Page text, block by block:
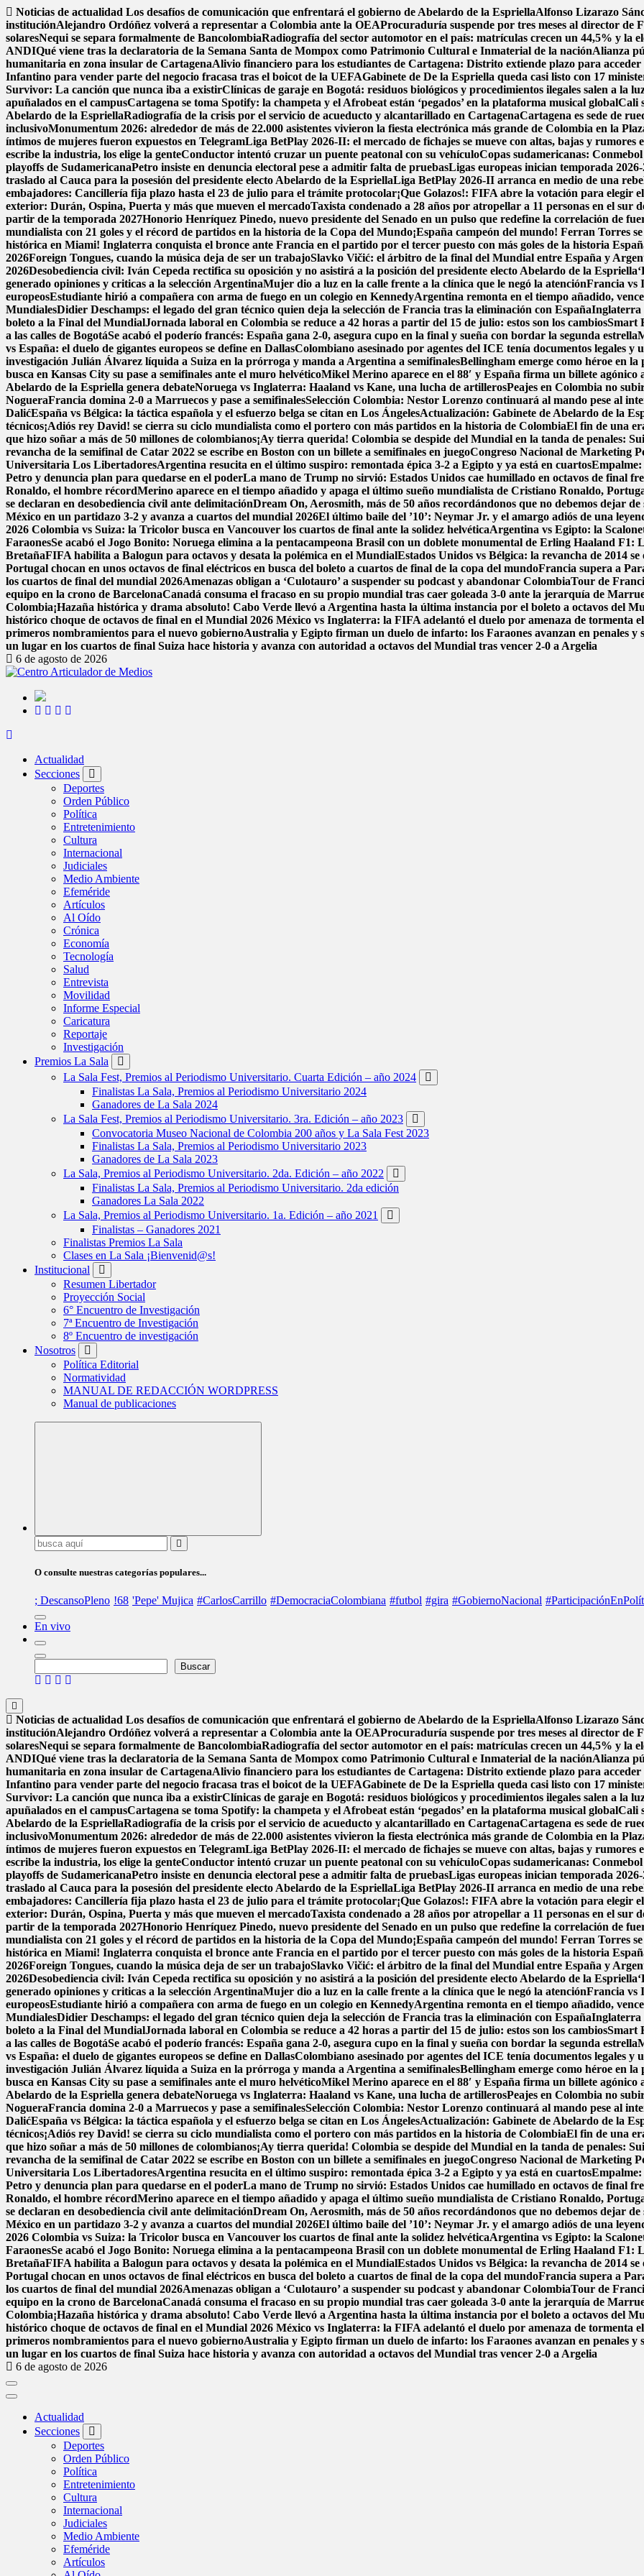
Saltar
al
contenido
Noticias de actualidad Los desafíos de comunicación que enfrentará el gobierno de Abelardo de la EspriellaAlfonso Lizarazo
instituciónAlejandro Ordóñez volverá a representar a Colombia ante la OEAProcuraduría suspende por tres meses al director de
solaresNequi se separa formalmente de BancolombiaRadiografía del sector automotor en el país: matrículas crecen un 44,5% y la
ANDIQué viene tras la declaratoria de la Semana Santa de Mompox como Patrimonio Cultural e Inmaterial de la naciónAlianza
humanitaria en zona insular de CartagenaAlivio financiero para los estudiantes de Cartagena: Distrito extiende plazo para
Infantino para vender parte del negocio fracasa tras el boicot de la UEFAGabinete de De la Espriella queda casi listo con 17
Survivor: La canción que nunca iba a existirClínicas de garaje en Bogotá: residuos biológicos y procedimientos ilegales salen a la
apuñalados en el campusCartagena se toma Spotify: la champeta y el Afrobeat están ‘pegados’ en la plataforma musical globalCali
Abelardo de la EspriellaRadiografía de la crisis por el servicio de acueducto y alcantarillado en CartagenaCartagena es sede de
inclusivoMonumentum 2026: alrededor de más de 22.000 asistentes vivieron la fiesta electrónica más grande de Colombia en la
íntimos de mujeres fueron expuestos en TelegramLiga BetPlay 2026-II: el mercado de fichajes se mueve con altas, bajas y rumores
escribe la industria, los elige la genteConductor intentó cruzar un puente peatonal con su vehículoCopas sudamericanas:
playoffs de SudamericanaPetro insiste en denuncia electoral pese a admitir falta de pruebasLigas europeas inician temporada
traslado al Cauca para la posesión del presidente electo Abelardo de la EspriellaLiga BetPlay 2026-II arranca en medio de una
embajadores: Cancillería fija plazo hasta el 23 de julio para el trámite protocolar¡Que Golazos!: FIFA abre la votación para elegir
exterior: Durán, Ospina, Puerta y más que mueven el mercadoTaxista condenado a 28 años por atropellar a 11 personas en el sur
partir de la temporada 2027Honorio Henríquez Pinedo, nuevo presidente del Senado en un pulso que redefine la correlación de
mundialista con 21 goles y el récord de partidos en la historia de la Copa del Mundo¡España campeón del mundo! Ferran Torres
histórica en Miami! Inglaterra conquista el bronce ante Francia en el partido por el tercer puesto con más goles de la historia
2026Foreign Tongues, cuando la música deja de ser un trabajoSlavko Vičić: el árbitro de la final del Mundial entre España y
2026Desobediencia civil: Iván Cepeda rectifica su oposición y no asistirá a la posición del presidente electo Abelardo de la Espriella
generado opiniones y criticas a la selección ArgentinaMujer dio a luz en la calle frente a la clínica que le negó la atenciónFrancia vs
europeosEstudiante hirió a compañera con arma de fuego en un colegio en KennedyArgentina remonta en el tiempo añadido,
MundialesDidier Deschamps: el legado del gran técnico quien deja la selección de Francia tras la eliminación con EspañaInglaterra
boleto a la Final del MundialJornada laboral en Colombia se reduce a 42 horas a partir del 15 de julio: estos son los cambiosSmart
a las calles de BogotáSe acabó el poderío francés: España gana 2-0, asegura cupo en la final y sueña con bordar la segunda estrella
vs España: el duelo de gigantes europeos se define en DallasColombiano asesinado por agentes del ICE tenía documentos legales y
investigación Julián Álvarez líquida a Suiza en la prórroga y manda a Argentina a semifinalesBellingham emerge como héroe en
busca en Kansas City su pase a semifinales ante el muro helvéticoMikel Merino aparece en el 88′ y España firma un billete agónico
Abelardo de la Espriella genera debateNoruega vs Inglaterra: Haaland vs Kane, una lucha de artillerosPeajes en Colombia no
NogueraFrancia domina 2-0 a Marruecos y pase a semifinalesSelección Colombia: Nestor Lorenzo continuará al mando pese al
DalićEspaña vs Bélgica: la táctica española y el esfuerzo belga se citan en Los ÁngelesActualización: Gabinete de Abelardo de la
técnicos¡Adiós rey David! se cierra su ciclo mundialista como el portero con más partidos en la historia de ColombiaEl fin de una
que hizo soñar a más de 50 millones de colombianos¡Ay tierra querida! Colombia se despide del Mundial en la tanda de penales:
revancha de la semifinal de Catar 2022 se escribe en Boston con un billete a semifinales en juegoCongreso Nacional de Marketing
Universitaria Los LibertadoresArgentina resucita en el último suspiro: remontada épica 3-2 a Egipto y ya está en cuartosEmpalme:
Petro y denuncia plan para quedarse en el poderLa mano de Trump no sirvió: Estados Unidos cae humillado en octavos de final
Ronaldo, el hombre récordMerino aparece en el tiempo añadido y apaga el último sueño mundialista de Cristiano Ronaldo,
se declaran en desobediencia civil ante delimitaciónDream On, Aerosmith, más de 50 años recordándonos que no debemos dejar de
México en un partidazo 3-2 y avanza a cuartos del mundial 2026El último baile del ’10’: Neymar Jr. y el amargo adiós de una
2026 Colombia vs Suiza: la Tricolor busca en Vancouver los cuartos de final ante la solidez helvéticaArgentina vs Egipto: la
FaraonesSe acabó el Jogo Bonito: Noruega elimina a la pentacampeona Brasil con un doblete monumental de Erling Haaland F1:
BretañaFIFA habilita a Balogun para octavos y desata la polémica en el MundialEstados Unidos vs Bélgica: la revancha de 2014
Portugal chocan en unos octavos de final eléctricos en busca del boleto a cuartos de final de la copa del mundoFrancia supera a
los cuartos de final del mundial 2026Amenazas obligan a ‘Culotauro’ a suspender su podcast y abandonar ColombiaTour de
equipo en la crono de BarcelonaCanadá consuma el fracaso en su propio mundial tras caer goleada 3-0 ante la jerarquía de
Colombia¡Hazaña histórica y drama absoluto! Cabo Verde llevó a Argentina hasta la última instancia por el boleto a octavos del
histórico choque de octavos de final en el Mundial 2026 México vs Inglaterra: la FIFA adelantó el duelo por amenaza de tormenta
primeros nombramientos para el nuevo gobiernoAustralia y Egipto firman un duelo de infarto: los Faraones avanzan en penales y
un lugar en los cuartos de final Suiza hace historia y avanza con autoridad a octavos del Mundial tras vencer 2-0 a Argelia
6 de agosto de 2026
Actualidad
Secciones
Deportes
Orden Público
Política
Entretenimiento
Cultura
Internacional
Judiciales
Medio Ambiente
Efeméride
Artículos
Al Oído
Crónica
Economía
Tecnología
Salud
Entrevista
Movilidad
Informe Especial
Caricatura
Reportaje
Investigación
Premios La Sala
La Sala Fest, Premios al Periodismo Universitario. Cuarta Edición – año 2024
Finalistas La Sala, Premios al Periodismo Universitario 2024
Ganadores de La Sala 2024
La Sala Fest, Premios al Periodismo Universitario. 3ra. Edición – año 2023
Convocatoria Museo Nacional de Colombia 200 años y La Sala Fest 2023
Finalistas La Sala, Premios al Periodismo Universitario 2023
Ganadores de La Sala 2023
La Sala, Premios al Periodismo Universitario. 2da. Edición – año 2022
Finalistas La Sala, Premios al Periodismo Universitario. 2da edición
Ganadores La Sala 2022
La Sala, Premios al Periodismo Universitario. 1a. Edición – año 2021
Finalistas – Ganadores 2021
Finalistas Premios La Sala
Clases en La Sala ¡Bienvenid@s!
Institucional
Resumen Libertador
Proyección Social
6° Encuentro de Investigación
7ª Encuentro de Investigación
8º Encuentro de investigación
Nosotros
Política Editorial
Normatividad
MANUAL DE REDACCIÓN WORDPRESS
Manual de publicaciones
Buscar:
O consulte nuestras categorías populares...
; DescansoPleno !68 'Pepe' Mujica #CarlosCarrillo #DemocraciaColombiana #futbol #gira #GobiernoNacional
En vivo
Buscar
Noticias de actualidad Los desafíos de comunicación que enfrentará el gobierno de Abelardo de la EspriellaAlfonso Lizarazo
instituciónAlejandro Ordóñez volverá a representar a Colombia ante la OEAProcuraduría suspende por tres meses al director de
solaresNequi se separa formalmente de BancolombiaRadiografía del sector automotor en el país: matrículas crecen un 44,5% y la
ANDIQué viene tras la declaratoria de la Semana Santa de Mompox como Patrimonio Cultural e Inmaterial de la naciónAlianza
humanitaria en zona insular de CartagenaAlivio financiero para los estudiantes de Cartagena: Distrito extiende plazo para
Infantino para vender parte del negocio fracasa tras el boicot de la UEFAGabinete de De la Espriella queda casi listo con 17
Survivor: La canción que nunca iba a existirClínicas de garaje en Bogotá: residuos biológicos y procedimientos ilegales salen a la
apuñalados en el campusCartagena se toma Spotify: la champeta y el Afrobeat están ‘pegados’ en la plataforma musical globalCali
Abelardo de la EspriellaRadiografía de la crisis por el servicio de acueducto y alcantarillado en CartagenaCartagena es sede de
inclusivoMonumentum 2026: alrededor de más de 22.000 asistentes vivieron la fiesta electrónica más grande de Colombia en la
íntimos de mujeres fueron expuestos en TelegramLiga BetPlay 2026-II: el mercado de fichajes se mueve con altas, bajas y rumores
escribe la industria, los elige la genteConductor intentó cruzar un puente peatonal con su vehículoCopas sudamericanas:
playoffs de SudamericanaPetro insiste en denuncia electoral pese a admitir falta de pruebasLigas europeas inician temporada
traslado al Cauca para la posesión del presidente electo Abelardo de la EspriellaLiga BetPlay 2026-II arranca en medio de una
embajadores: Cancillería fija plazo hasta el 23 de julio para el trámite protocolar¡Que Golazos!: FIFA abre la votación para elegir
exterior: Durán, Ospina, Puerta y más que mueven el mercadoTaxista condenado a 28 años por atropellar a 11 personas en el sur
partir de la temporada 2027Honorio Henríquez Pinedo, nuevo presidente del Senado en un pulso que redefine la correlación de
mundialista con 21 goles y el récord de partidos en la historia de la Copa del Mundo¡España campeón del mundo! Ferran Torres
histórica en Miami! Inglaterra conquista el bronce ante Francia en el partido por el tercer puesto con más goles de la historia
2026Foreign Tongues, cuando la música deja de ser un trabajoSlavko Vičić: el árbitro de la final del Mundial entre España y
2026Desobediencia civil: Iván Cepeda rectifica su oposición y no asistirá a la posición del presidente electo Abelardo de la Espriella
generado opiniones y criticas a la selección ArgentinaMujer dio a luz en la calle frente a la clínica que le negó la atenciónFrancia vs
europeosEstudiante hirió a compañera con arma de fuego en un colegio en KennedyArgentina remonta en el tiempo añadido,
MundialesDidier Deschamps: el legado del gran técnico quien deja la selección de Francia tras la eliminación con EspañaInglaterra
boleto a la Final del MundialJornada laboral en Colombia se reduce a 42 horas a partir del 15 de julio: estos son los cambiosSmart
a las calles de BogotáSe acabó el poderío francés: España gana 2-0, asegura cupo en la final y sueña con bordar la segunda estrella
vs España: el duelo de gigantes europeos se define en DallasColombiano asesinado por agentes del ICE tenía documentos legales y
investigación Julián Álvarez líquida a Suiza en la prórroga y manda a Argentina a semifinalesBellingham emerge como héroe en
busca en Kansas City su pase a semifinales ante el muro helvéticoMikel Merino aparece en el 88′ y España firma un billete agónico
Abelardo de la Espriella genera debateNoruega vs Inglaterra: Haaland vs Kane, una lucha de artillerosPeajes en Colombia no
NogueraFrancia domina 2-0 a Marruecos y pase a semifinalesSelección Colombia: Nestor Lorenzo continuará al mando pese al
DalićEspaña vs Bélgica: la táctica española y el esfuerzo belga se citan en Los ÁngelesActualización: Gabinete de Abelardo de la
técnicos¡Adiós rey David! se cierra su ciclo mundialista como el portero con más partidos en la historia de ColombiaEl fin de una
que hizo soñar a más de 50 millones de colombianos¡Ay tierra querida! Colombia se despide del Mundial en la tanda de penales:
revancha de la semifinal de Catar 2022 se escribe en Boston con un billete a semifinales en juegoCongreso Nacional de Marketing
Universitaria Los LibertadoresArgentina resucita en el último suspiro: remontada épica 3-2 a Egipto y ya está en cuartosEmpalme:
Petro y denuncia plan para quedarse en el poderLa mano de Trump no sirvió: Estados Unidos cae humillado en octavos de final
Ronaldo, el hombre récordMerino aparece en el tiempo añadido y apaga el último sueño mundialista de Cristiano Ronaldo,
se declaran en desobediencia civil ante delimitaciónDream On, Aerosmith, más de 50 años recordándonos que no debemos dejar de
México en un partidazo 3-2 y avanza a cuartos del mundial 2026El último baile del ’10’: Neymar Jr. y el amargo adiós de una
2026 Colombia vs Suiza: la Tricolor busca en Vancouver los cuartos de final ante la solidez helvéticaArgentina vs Egipto: la
FaraonesSe acabó el Jogo Bonito: Noruega elimina a la pentacampeona Brasil con un doblete monumental de Erling Haaland F1:
BretañaFIFA habilita a Balogun para octavos y desata la polémica en el MundialEstados Unidos vs Bélgica: la revancha de 2014
Portugal chocan en unos octavos de final eléctricos en busca del boleto a cuartos de final de la copa del mundoFrancia supera a
los cuartos de final del mundial 2026Amenazas obligan a ‘Culotauro’ a suspender su podcast y abandonar ColombiaTour de
equipo en la crono de BarcelonaCanadá consuma el fracaso en su propio mundial tras caer goleada 3-0 ante la jerarquía de
Colombia¡Hazaña histórica y drama absoluto! Cabo Verde llevó a Argentina hasta la última instancia por el boleto a octavos del
histórico choque de octavos de final en el Mundial 2026 México vs Inglaterra: la FIFA adelantó el duelo por amenaza de tormenta
primeros nombramientos para el nuevo gobiernoAustralia y Egipto firman un duelo de infarto: los Faraones avanzan en penales y
un lugar en los cuartos de final Suiza hace historia y avanza con autoridad a octavos del Mundial tras vencer 2-0 a Argelia
6 de agosto de 2026
Actualidad
Secciones
Deportes
Orden Público
Política
Entretenimiento
Cultura
Internacional
Judiciales
Medio Ambiente
Efeméride
Artículos